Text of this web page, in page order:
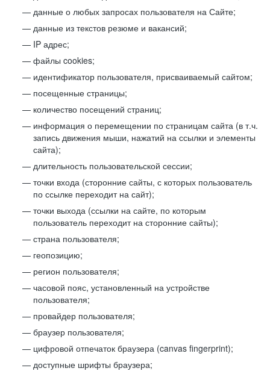
данные о любых запросах пользователя на Сайте;
данные из текстов резюме и вакансий;
IP адрес;
файлы cookies;
идентификатор пользователя, присваиваемый сайтом;
посещенные страницы;
количество посещений страниц;
информация о перемещении по страницам сайта (в т.ч.
запись движения мыши, нажатий на ссылки и элементы
сайта);
длительность пользовательской сессии;
точки входа (сторонние сайты, с которых пользователь
по ссылке переходит на сайт);
точки выхода (ссылки на сайте, по которым
пользователь переходит на сторонние сайты);
страна пользователя;
геопозицию;
регион пользователя;
часовой пояс, установленный на устройстве
пользователя;
провайдер пользователя;
браузер пользователя;
цифровой отпечаток браузера (canvas fingerprint);
доступные шрифты браузера;